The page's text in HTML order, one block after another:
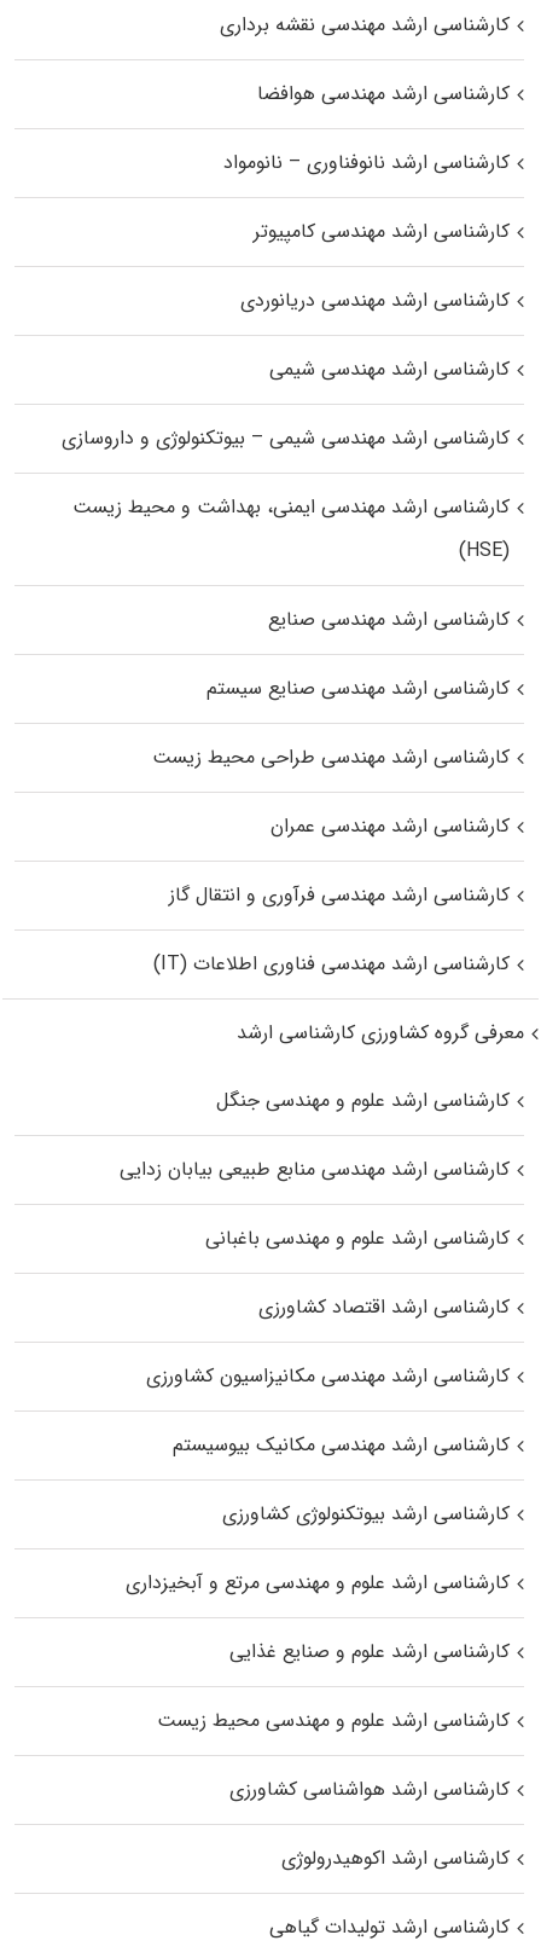
کارشناسی ارشد مهندسی نقشه برداری
کارشناسی ارشد مهندسی هوافضا
کارشناسی ارشد نانوفناوری – نانومواد
کارشناسی ارشد مهندسی کامپیوتر
کارشناسی ارشد مهندسی دریانوردی
کارشناسی ارشد مهندسی شیمی
کارشناسی ارشد مهندسی شیمی – بیوتکنولوژی و داروسازی
کارشناسی ارشد مهندسی ایمنی، بهداشت و محیط زیست
(HSE)
کارشناسی ارشد مهندسی صنایع
کارشناسی ارشد مهندسی صنایع سیستم
کارشناسی ارشد مهندسی طراحی محیط زیست
کارشناسی ارشد مهندسی عمران
کارشناسی ارشد مهندسی فرآوری و انتقال گاز
کارشناسی ارشد مهندسی فناوری اطلاعات (IT)
معرفی گروه کشاورزی کارشناسی ارشد
کارشناسی ارشد علوم و مهندسی جنگل
کارشناسی ارشد مهندسی منابع طبیعی بیابان زدایی
کارشناسی ارشد علوم و مهندسی باغبانی
کارشناسی ارشد اقتصاد کشاورزی
کارشناسی ارشد مهندسی مکانیزاسیون کشاورزی
کارشناسی ارشد مهندسی مکانیک بیوسیستم
کارشناسی ارشد بیوتکنولوژی کشاورزی
کارشناسی ارشد علوم و مهندسی مرتع و آبخیزداری
کارشناسی ارشد علوم و صنایع غذایی
کارشناسی ارشد علوم و مهندسی محیط زیست
کارشناسی ارشد هواشناسی کشاورزی
کارشناسی ارشد اکوهیدرولوژی
کارشناسی ارشد تولیدات گیاهی